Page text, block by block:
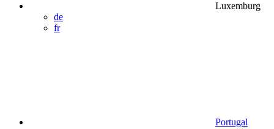
Luxemburg
de
fr
Portugal